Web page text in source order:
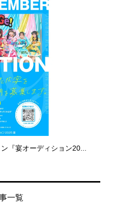
『宴オーディション20...
一覧